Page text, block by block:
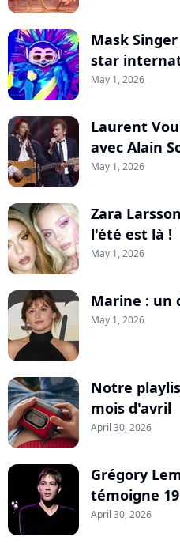
Mask
star
May 1, 2026
Laurent
avec Alain
May 1, 2026
Zara
l'été est là !
May 1, 2026
Marine : un
May 1, 2026
Notre
mois d'avril
April 30, 2026
Grégory
témoigne
April 30, 2026